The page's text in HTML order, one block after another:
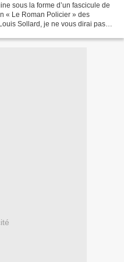
sous la forme d’un fascicule de
« Le Roman Policier » des
Sollard, je ne vous dirai pas